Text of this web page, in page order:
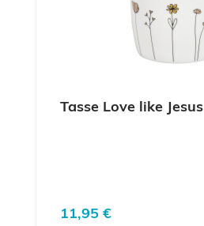
Tasse Love like Jesus
Regulärer Preis:
11,95 €